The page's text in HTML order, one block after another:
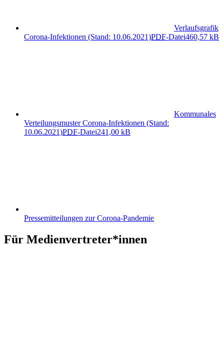
Verlaufsgrafik
Corona-Infektionen (Stand: 10.06.2021)PDF-Datei460,57 kB
Kommunales
Verteilungsmuster Corona-Infektionen (Stand:
10.06.2021)PDF-Datei241,00 kB
Pressemitteilungen zur Corona-Pandemie
Für Medienvertreter*innen